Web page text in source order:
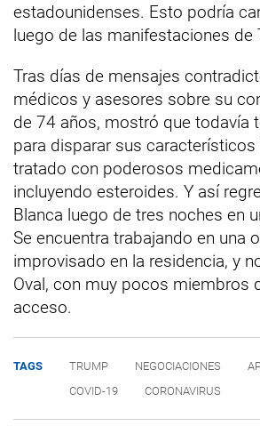
estadounidenses. Esto podría
luego de las manifestaciones de
Tras días de mensajes
médicos y asesores sobre su
de 74 años, mostró que todavía
para disparar sus
tratado con poderosos
incluyendo esteroides. Y así
Blanca luego de tres noches en
Se encuentra trabajando en una
improvisado en la residencia, y
Oval, con muy pocos miembros
acceso.
TAGS TRUMP NEGOCIACIONES
COVID-19
CORONAVIRUS